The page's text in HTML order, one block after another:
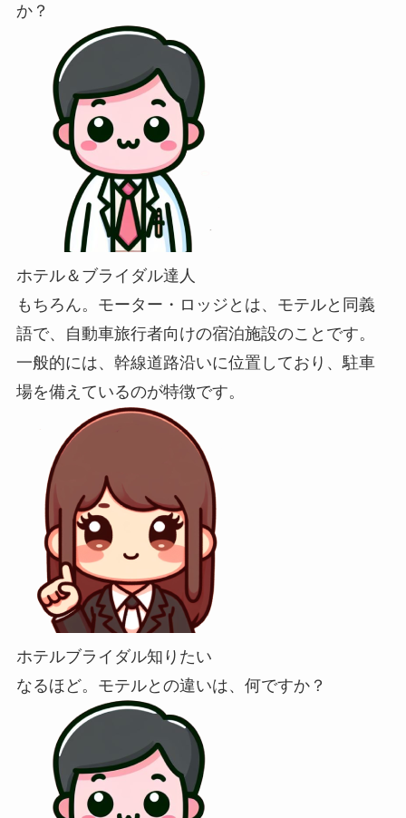
か？
ホテル＆ブライダル達人
もちろん。モーター・ロッジとは、モテルと同義
語で、自動車旅行者向けの宿泊施設のことです。
一般的には、幹線道路沿いに位置しており、駐車
場を備えているのが特徴です。
ホテルブライダル知りたい
なるほど。モテルとの違いは、何ですか？